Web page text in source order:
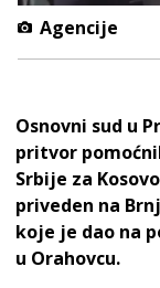
Agencije
Osnovni sud u
pritvor
Srbije za
priveden na
koje je dao na
u Orahovcu.